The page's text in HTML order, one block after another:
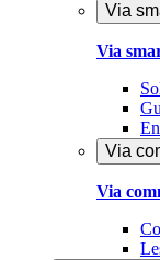
Via
Via
Via
Via